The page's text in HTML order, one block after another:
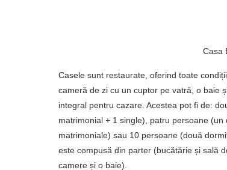
Casa
Casele sunt restaurate, oferind toate
cameră de zi cu un cuptor pe vatră, o baie
integral pentru cazare. Acestea pot fi de:
matrimonial + 1 single), patru persoane
matrimoniale) sau 10 persoane (două
este compusă din parter (bucătărie și sală
camere și o baie).